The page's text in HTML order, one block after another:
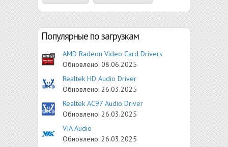
Популярные по загрузкам
AMD Radeon Video Card Drivers
Обновлено: 08.06.2025
Realtek HD Audio Driver
Обновлено: 26.03.2025
Realtek AC97 Audio Driver
Обновлено: 26.03.2025
VIA Audio
Обновлено: 26.03.2025